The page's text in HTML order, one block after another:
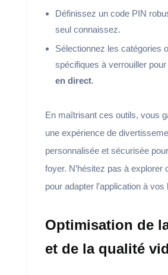
Définissez un code PIN
seul connaissez.
Sélectionnez les catégories
spécifiques à verrouiller pour
en direct.
En maîtrisant ces outils, vous
une expérience de
personnalisée et sécurisée
foyer. N’hésitez pas à explorer
pour adapter l’application à
Optimisation de
et de la qualité